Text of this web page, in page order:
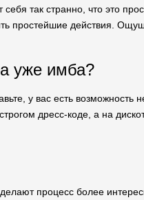
так странно, что это
простейшие действия.
уже имба?
у вас есть возможность
дресс-коде, а на
процесс более